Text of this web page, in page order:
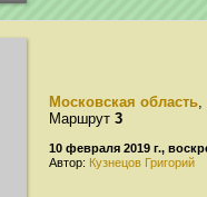
Московская область,
Маршрут 3
10 февраля 2019 г.,
Автор: Кузнецов Григорий